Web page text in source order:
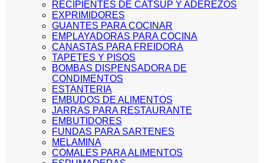
RECIPIENTES DE CATSUP Y ADEREZOS
EXPRIMIDORES
GUANTES PARA COCINAR
EMPLAYADORAS PARA COCINA
CANASTAS PARA FREIDORA
TAPETES Y PISOS
BOMBAS DISPENSADORA DE
CONDIMENTOS
ESTANTERIA
EMBUDOS DE ALIMENTOS
JARRAS PARA RESTAURANTE
EMBUTIDORES
FUNDAS PARA SARTENES
MELAMINA
COMALES PARA ALIMENTOS